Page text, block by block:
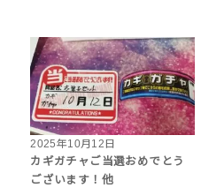
2025年10月12日
カギガチャご当選おめでとう
ございます！他